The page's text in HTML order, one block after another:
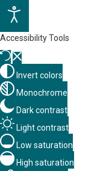
Accessibility Tools
Invert colors
Monochrome
Dark contrast
Light contrast
Low saturation
High saturation